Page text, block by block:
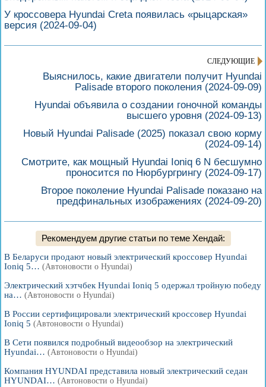
У кроссовера Hyundai Creta появилась «рыцарская»
версия (2024-09-04)
СЛЕДУЮЩИЕ
Выяснилось, какие двигатели получит Hyundai
Palisade второго поколения (2024-09-09)
Hyundai объявила о создании гоночной команды
высшего уровня (2024-09-13)
Новый Hyundai Palisade (2025) показал свою корму
(2024-09-14)
Смотрите, как мощный Hyundai Ioniq 6 N бесшумно
проносится по Нюрбургрингу (2024-09-17)
Второе поколение Hyundai Palisade показано на
предфинальных изображениях (2024-09-20)
Рекомендуем другие статьи по теме Хендай:
В Беларуси продают новый электрический кроссовер Hyundai
Ioniq 5… (Автоновости о Hyundai)
Электрический хэтчбек Hyundai Ioniq 5 одержал тройную победу
на… (Автоновости о Hyundai)
В России сертифицировали электрический кроссовер Hyundai
Ioniq 5 (Автоновости о Hyundai)
В Сети появился подробный видеообзор на электрический
Hyundai… (Автоновости о Hyundai)
Компания HYUNDAI представила новый электрический седан
HYUNDAI… (Автоновости о Hyundai)